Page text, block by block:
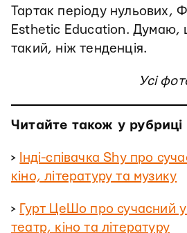
Тартак періоду нульових,
Esthetic Education. Думаю,
такий, ніж тенденція.
Усі
Читайте також у
> Інді-співачка Shy про
кіно, літературу та музику
>
Гурт ЦеШо про сучасний
театр, кіно та літературу